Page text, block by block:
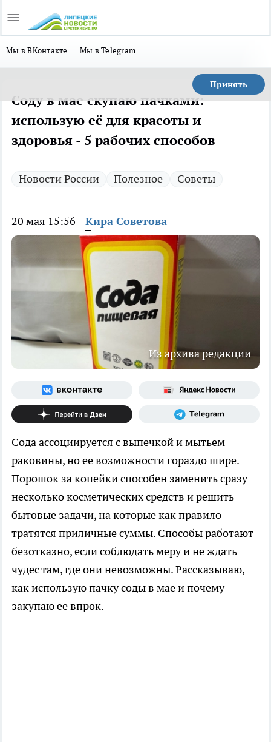
Мы в ВКонтакте Мы в Telegram
Принять
Соду в мае скупаю пачками:
использую её для красоты и
здоровья - 5 рабочих способов
Новости России Полезное Советы
20 мая 15:56 Кира Советова
Из архива редакции
Сода ассоциируется с выпечкой и мытьем
раковины, но ее возможности гораздо шире.
Порошок за копейки способен заменить сразу
несколько косметических средств и решить
бытовые задачи, на которые как правило
тратятся приличные суммы. Способы работают
безотказно, если соблюдать меру и не ждать
чудес там, где они невозможны. Рассказываю,
как использую пачку соды в мае и почему
закупаю ее впрок.